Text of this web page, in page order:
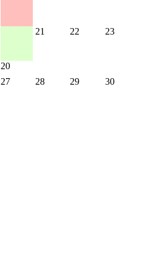
20
21 22 23
27 28 29
30